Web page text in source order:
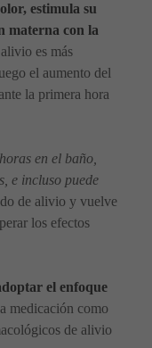
estimula su
materna con la
es más
el aumento del
la primera hora
en el baño,
e incluso puede
de alivio y vuelve
los efectos
el enfoque
medicación como
de alivio